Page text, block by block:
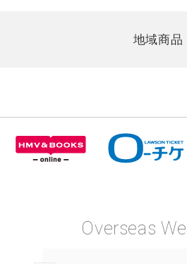
地域商品
Overseas